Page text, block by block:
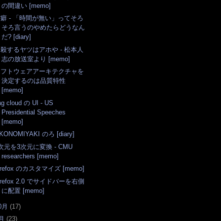
の間違い [memo]
- 「時間が無い」ってそろ
そろ言うのやめたらどうなん
だ? [diary]
するヤツはアホや - 松本人
志の放送室より [memo]
フトウェアアーキテクチャを
決定するのは品質特性
[memo]
cloud の UI - US
Presidential Speeches
[memo]
のろ [diary]
元を3次元に変換 - CMU
researchers [memo]
のカスタマイズ [memo]
2.0 でサイドバーを右側
に配置 [memo]
(17)
(23)